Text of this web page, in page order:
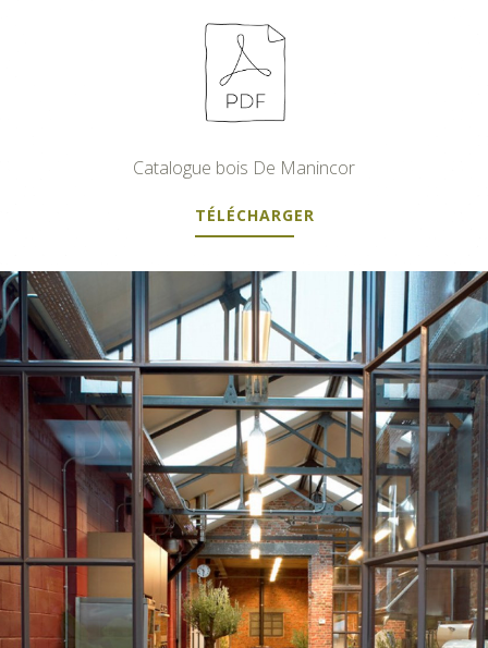
Catalogue bois De Manincor
TÉLÉCHARGER